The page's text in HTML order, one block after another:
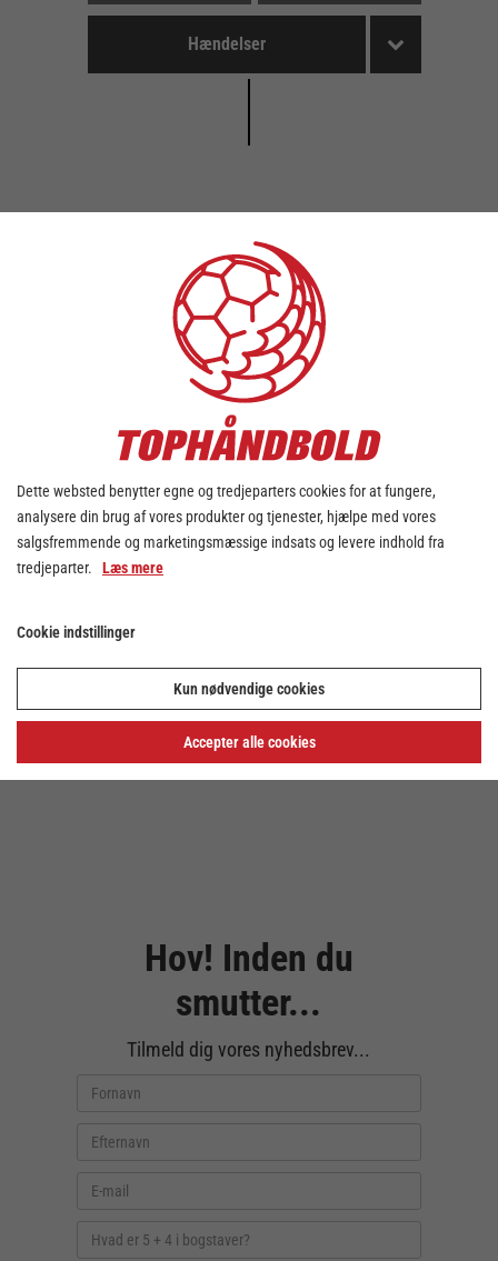
Hændelser
Hov! Inden du
smutter...
Tilmeld dig vores nyhedsbrev...
Dette websted benytter egne og tredjeparters cookies for at fungere,
analysere din brug af vores produkter og tjenester, hjælpe med vores
salgsfremmende og marketingsmæssige indsats og levere indhold fra
tredjeparter. Læs mere
Cookie indstillinger
Kun nødvendige cookies
Accepter alle cookies